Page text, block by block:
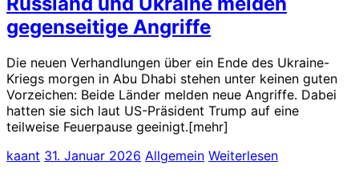
gegenseitige Angriffe
Die neuen Verhandlungen über ein Ende des Ukraine-
Kriegs morgen in Abu Dhabi stehen unter keinen guten
Vorzeichen: Beide Länder melden neue Angriffe. Dabei
hatten sie sich laut US-Präsident Trump auf eine
teilweise Feuerpause geeinigt.[mehr]
kaant 31. Januar 2026 Allgemein Weiterlesen